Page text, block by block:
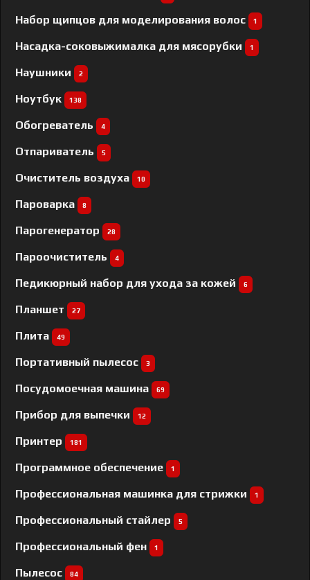
Набор щипцов для моделирования волос 1
Насадка-соковыжималка для мясорубки 1
Наушники 2
Ноутбук 138
Обогреватель 4
Отпариватель 5
Очиститель воздуха 10
Пароварка 8
Парогенератор 28
Пароочиститель 4
Педикюрный набор для ухода за кожей 6
Планшет 27
Плита 49
Портативный пылесос 3
Посудомоечная машина 69
Прибор для выпечки 12
Принтер 181
Программное обеспечение 1
Профессиональная машинка для стрижки 1
Профессиональный cтайлер 5
Профессиональный фен 1
Пылесос 84